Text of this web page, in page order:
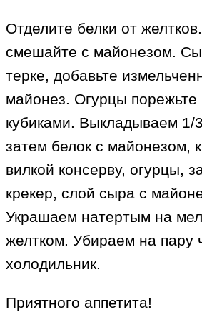
Отделите белки от
смешайте с майонезом.
терке, добавьте
майонез. Огурцы порежьте
кубиками. Выкладываем 1/
затем белок с майонезом,
вилкой консерву, огурцы,
крекер, слой сыра с
Украшаем натертым на
желтком. Убираем на пару
холодильник.
Приятного аппетита!